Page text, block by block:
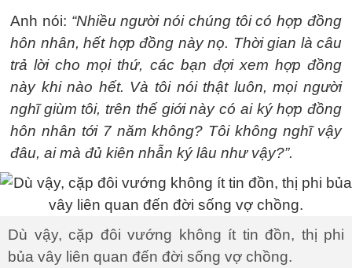
Anh nói: “Nhiều người nói chúng tôi có hợp đồng
hôn nhân, hết hợp đồng này nọ. Thời gian là câu
trả lời cho mọi thứ, các bạn đợi xem hợp đồng
này khi nào hết. Và tôi nói thật luôn, mọi người
nghĩ giùm tôi, trên thế giới này có ai ký hợp đồng
hôn nhân tới 7 năm không? Tôi không nghĩ vậy
đâu, ai mà đủ kiên nhẫn ký lâu như vậy?”.
Dù vậy, cặp đôi vướng không ít tin đồn, thị phi
bủa vây liên quan đến đời sống vợ chồng.